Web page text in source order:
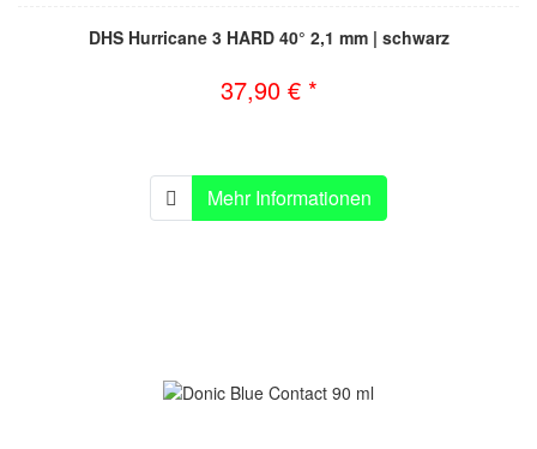
DHS Hurricane 3 HARD 40° 2,1 mm | schwarz
37,90 € *
Mehr Informationen